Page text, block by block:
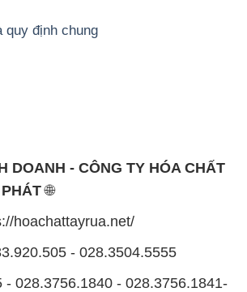
quy định chung
DOANH - CÔNG TY HÓA CHẤT
🌐
hoachattayrua.net/
- 028.3504.5555
- 028.3756.1840 - 028.3756.1841-